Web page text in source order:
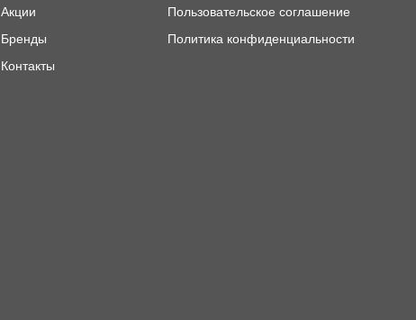
Акции
Бренды
Контакты
Пользовательское соглашение
Политика конфиденциальности